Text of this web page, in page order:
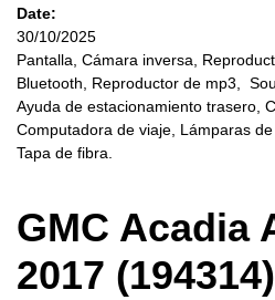
Date:
30/10/2025
Pantalla, Cámara inversa,
Bluetooth, Reproductor de mp3,
Ayuda de estacionamiento trasero,
Computadora de viaje, Lámparas
Tapa de fibra.
GMC Acadia
2017 (194314)